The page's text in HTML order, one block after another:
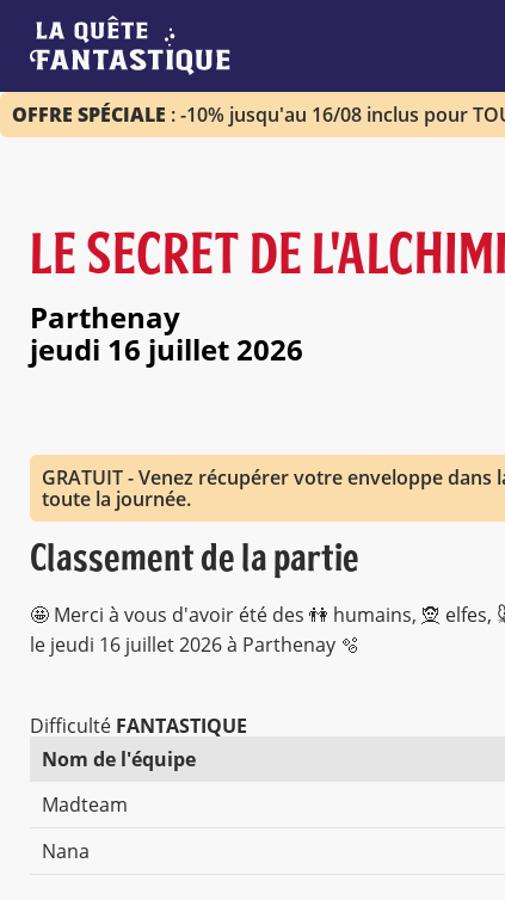
OFFRE SPÉCIALE : -10% jusqu'au 16/08 inclus pour
LE SECRET DE
Parthenay
jeudi 16 juillet 2026
GRATUIT - Venez récupérer votre enveloppe
toute la journée.
Classement de la partie
🤩 Merci à vous d'avoir été des 👫 humains, 🧝
le jeudi 16 juillet 2026 à Parthenay 🫧
Difficulté FANTASTIQUE
Nom de l'équipe
Madteam
Nana